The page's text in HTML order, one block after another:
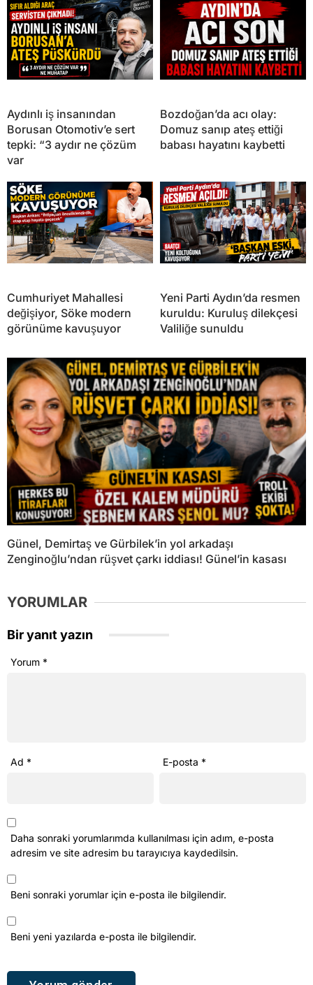
Aydınlı iş insanından
Borusan Otomotiv’e sert
tepki: “3 aydır ne çözüm
var
Bozdoğan’da acı olay:
Domuz sanıp ateş ettiği
babası hayatını kaybetti
Cumhuriyet Mahallesi
değişiyor, Söke modern
görünüme kavuşuyor
Yeni Parti Aydın’da resmen
kuruldu: Kuruluş dilekçesi
Valiliğe sunuldu
Günel, Demirtaş ve Gürbilek’in yol arkadaşı
Zenginoğlu’ndan rüşvet çarkı iddiası! Günel’in kasası
YORUMLAR
Bir yanıt yazın
Yorum *
Ad * E-posta *
Daha sonraki yorumlarımda kullanılması için adım, e-posta
adresim ve site adresim bu tarayıcıya kaydedilsin.
Beni sonraki yorumlar için e-posta ile bilgilendir.
Beni yeni yazılarda e-posta ile bilgilendir.